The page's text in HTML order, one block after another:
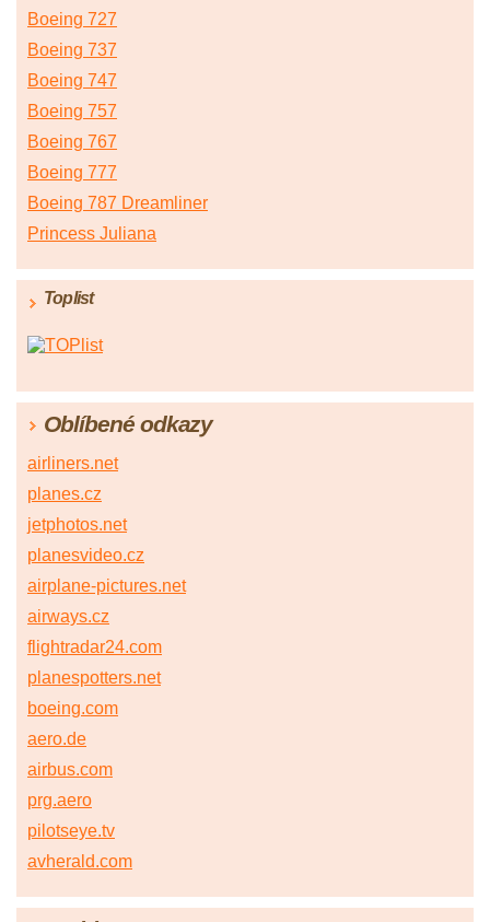
Boeing 727
Boeing 737
Boeing 747
Boeing 757
Boeing 767
Boeing 777
Boeing 787 Dreamliner
Princess Juliana
Toplist
Oblíbené odkazy
airliners.net
planes.cz
jetphotos.net
planesvideo.cz
airplane-pictures.net
airways.cz
flightradar24.com
planespotters.net
boeing.com
aero.de
airbus.com
prg.aero
pilotseye.tv
avherald.com